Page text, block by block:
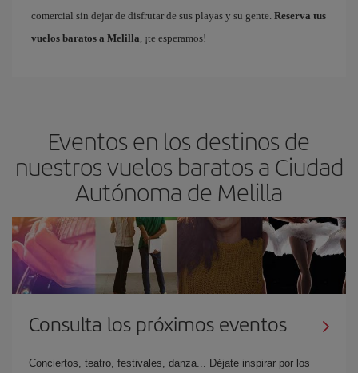
comercial sin dejar de disfrutar de sus playas y su gente. Reserva tus
vuelos baratos a Melilla , ¡te esperamos!
Eventos en los destinos de
nuestros vuelos baratos a Ciudad
Autónoma de Melilla
Consulta los próximos eventos
Conciertos, teatro, festivales, danza... Déjate inspirar por los